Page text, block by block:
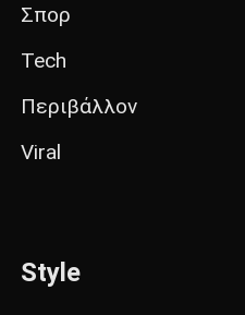
Σπορ
Tech
Περιβάλλον
Viral
Style